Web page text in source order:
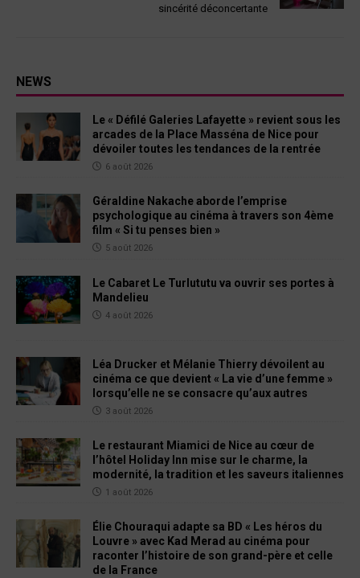
sincérité déconcertante
NEWS
Le « Défilé Galeries Lafayette » revient sous les
arcades de la Place Masséna de Nice pour
dévoiler toutes les tendances de la rentrée
6 août 2026
Géraldine Nakache aborde l’emprise
psychologique au cinéma à travers son 4ème
film « Si tu penses bien »
5 août 2026
Le Cabaret Le Turlututu va ouvrir ses portes à
Mandelieu
4 août 2026
Léa Drucker et Mélanie Thierry dévoilent au
cinéma ce que devient « La vie d’une femme »
lorsqu’elle ne se consacre qu’aux autres
3 août 2026
Le restaurant Miamici de Nice au cœur de
l’hôtel Holiday Inn mise sur le charme, la
modernité, la tradition et les saveurs italiennes
1 août 2026
Élie Chouraqui adapte sa BD « Les héros du
Louvre » avec Kad Merad au cinéma pour
raconter l’histoire de son grand-père et celle
de la France